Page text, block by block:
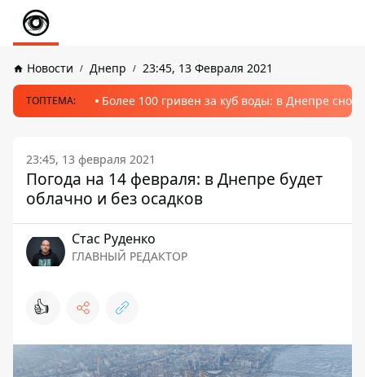
Новости Днепр 23:45, 13 Февраля 2021
ТОПТЕМА: Более 100 гривен за куб воды: в Днепре
23:45, 13 февраля 2021
Погода на 14 февраля: в Днепре будет
облачно и без осадков
Стаc Руденко
ГЛАВНЫЙ РЕДАКТОР
👍